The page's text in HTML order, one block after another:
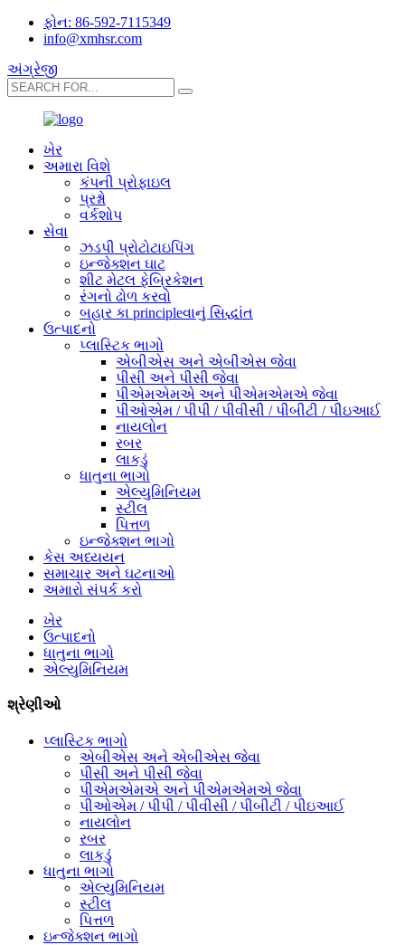
ફોન: 86-592-7115349
info@xmhsr.com
અંગ્રેજી
ખેર
અમારા વિશે
કંપની પ્રોફાઇલ
પ્રશ્નો
વર્કશોપ
સેવા
ઝડપી પ્રોટોટાઇપિંગ
ઇન્જેક્શન ઘાટ
શીટ મેટલ ફેબ્રિકેશન
રંગનો ઢોળ કરવો
બહાર કા principleવાનું સિદ્ધાંત
ઉત્પાદનો
પ્લાસ્ટિક ભાગો
એબીએસ અને એબીએસ જેવા
પીસી અને પીસી જેવા
પીએમએમએ અને પીએમએમએ જેવા
પીઓએમ / પીપી / પીવીસી / પીબીટી / પીઇઆઈ
નાયલોન
રબર
લાકડું
ધાતુના ભાગો
એલ્યુમિનિયમ
સ્ટીલ
પિત્તળ
ઇન્જેક્શન ભાગો
કેસ અધ્યયન
સમાચાર અને ઘટનાઓ
અમારો સંપર્ક કરો
ખેર
ઉત્પાદનો
ધાતુના ભાગો
એલ્યુમિનિયમ
શ્રેણીઓ
પ્લાસ્ટિક ભાગો
એબીએસ અને એબીએસ જેવા
પીસી અને પીસી જેવા
પીએમએમએ અને પીએમએમએ જેવા
પીઓએમ / પીપી / પીવીસી / પીબીટી / પીઇઆઈ
નાયલોન
રબર
લાકડું
ધાતુના ભાગો
એલ્યુમિનિયમ
સ્ટીલ
પિત્તળ
ઇન્જેક્શન ભાગો